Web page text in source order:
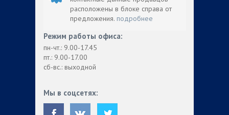
расположены в блоке справа от
предложения. подробнее
Режим работы офиса:
пн-чт.: 9.00-17.45
пт.: 9.00-17.00
сб-вс.: выходной
Мы в соцсетях: